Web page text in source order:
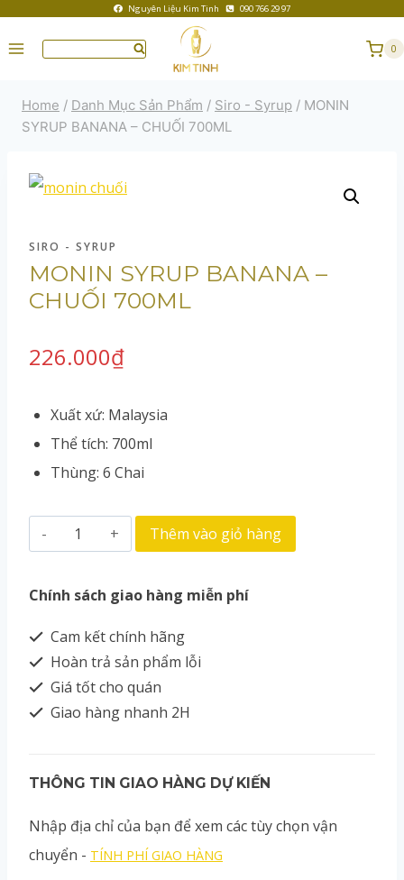
Nguyên Liệu Kim Tinh 090 766 29 97
0
Home / Danh Mục Sản Phẩm / Siro - Syrup / MONIN
SYRUP BANANA – CHUỐI 700ML
SIRO - SYRUP
MONIN SYRUP BANANA –
CHUỐI 700ML
226.000₫
Xuất xứ: Malaysia
Thể tích: 700ml
Thùng: 6 Chai
Thêm vào giỏ hàng
Chính sách giao hàng miễn phí
Cam kết chính hãng
Hoàn trả sản phẩm lỗi
Giá tốt cho quán
Giao hàng nhanh 2H
THÔNG TIN GIAO HÀNG DỰ KIẾN
Nhập địa chỉ của bạn để xem các tùy chọn vận
chuyển - TÍNH PHÍ GIAO HÀNG